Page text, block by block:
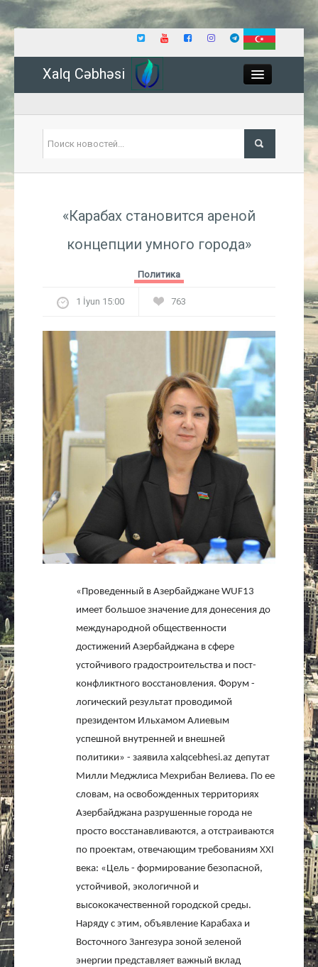
Xalq Cəbhəsi
Экономика
Культура
Интервью
Виды спорта
Проект
Литература
Контакты
«Карабах становится ареной
концепции умного города»
Политика
1 İyun 15:00 763
«Проведенный в Азербайджане WUF13
имеет большое значение для донесения до
международной общественности
достижений Азербайджана в сфере
устойчивого градостроительства и пост-
конфликтного восстановления. Форум -
логический результат проводимой
президентом Ильхамом Алиевым
успешной внутренней и внешней
политики» - заявила xalqcebhesi.az депутат
Милли Меджлиса Мехрибан Велиева. По ее
словам, на освобожденных территориях
Азербайджана разрушенные города не
просто восстанавливаются, а отстраиваются
по проектам, отвечающим требованиям XXI
века: «Цель - формирование безопасной,
устойчивой, экологичной и
высококачественной городской среды.
Наряду с этим, объявление Карабаха и
Восточного Зангезура зоной зеленой
энергии представляет важный вклад